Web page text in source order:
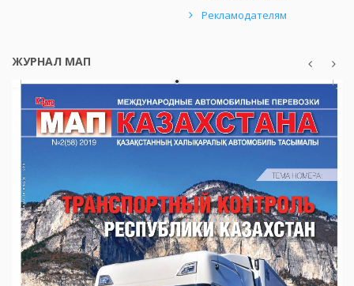
Рекламодателям
ЖУРНАЛ МАП